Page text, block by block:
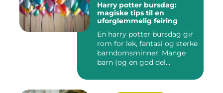
Harry potter bursdag:
magiske tips til en
uforglemmelig feiring
En harry potter bursdag gir
rom for lek, fantasi og sterke
barndomsminner. Mange
barn (og en god del...